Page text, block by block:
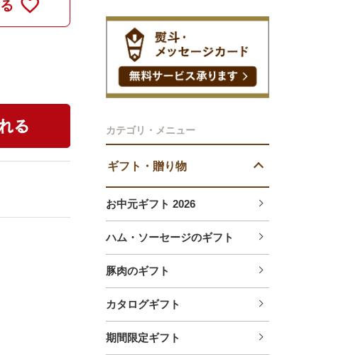
カテゴリ・メニュー
ギフト・贈り物
お中元ギフト 2026
ハム・ソーセージのギフト
豚肉のギフト
カタログギフト
期間限定ギフト